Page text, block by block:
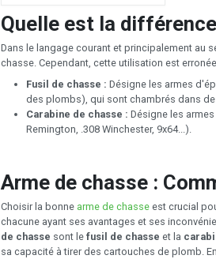
Quelle est la
Dans le langage courant et principalement au
chasse. Cependant, cette utilisation est
Fusil de chasse : Désigne les armes
des plombs), qui sont chambrés dans
Carabine de chasse : Désigne les
Remington, .308 Winchester, 9x64...).
Arme de chasse :
Choisir la bonne arme de chasse est crucial
chacune ayant ses avantages et ses
de chasse sont le fusil de chasse et la
sa capacité à tirer des cartouches de plomb.